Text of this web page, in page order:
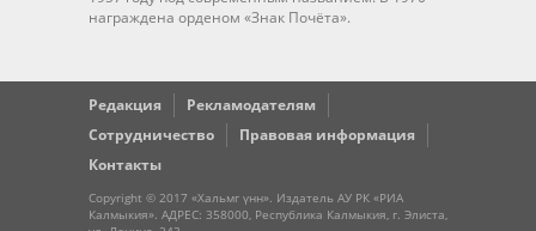
награждена орденом «Знак Почёта».
Редакция
Рекламодателям
Сотрудничество
Правовая информация
Контакты
Copyright © 2017 «Хальмг үнн». Издатель АУ РК «РИА
Калмыкия». АДРЕС: 358000, Республика Калмыкия, г. Элиста,